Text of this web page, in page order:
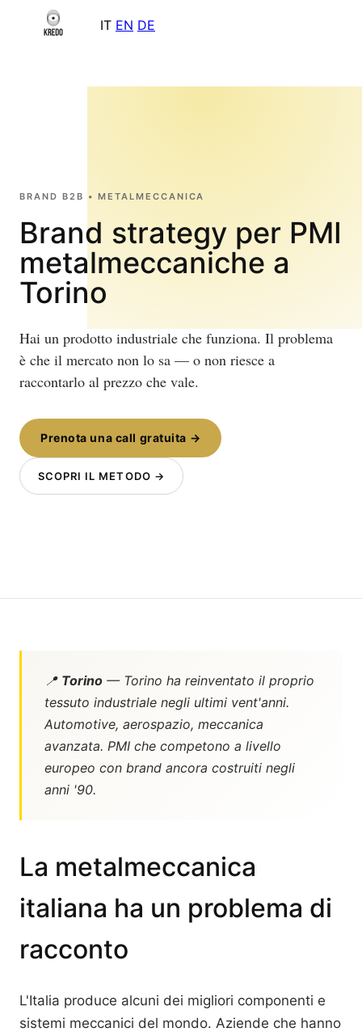
IT EN DE
BRAND B2B • METALMECCANICA
Brand strategy per PMI
metalmeccaniche a
Torino
Hai un prodotto industriale che funziona. Il problema
è che il mercato non lo sa — o non riesce a
raccontarlo al prezzo che vale.
Prenota una call gratuita →
SCOPRI IL METODO →
📍 Torino — Torino ha reinventato il proprio
tessuto industriale negli ultimi vent'anni.
Automotive, aerospazio, meccanica
avanzata. PMI che competono a livello
europeo con brand ancora costruiti negli
anni '90.
La metalmeccanica
italiana ha un problema di
racconto
L'Italia produce alcuni dei migliori componenti e
sistemi meccanici del mondo. Aziende che hanno